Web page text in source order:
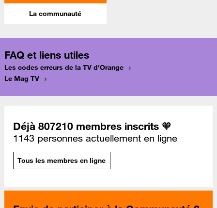
La communauté
FAQ et liens utiles
Les codes erreurs de la TV d'Orange
Le Mag TV
Déjà 807210 membres inscrits 🧡
1143 personnes actuellement en ligne
Tous les membres en ligne